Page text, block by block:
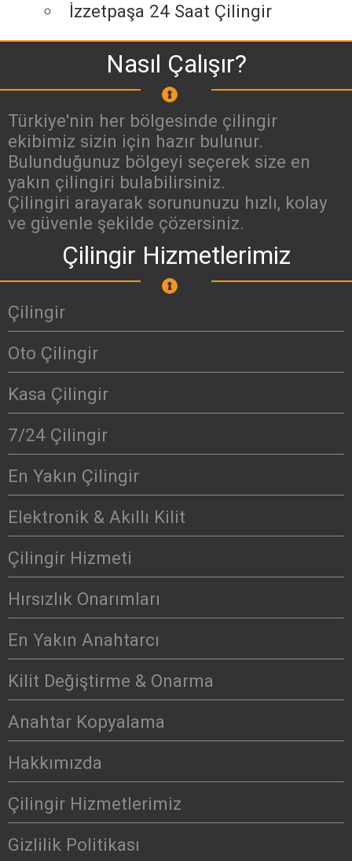
İzzetpaşa 24 Saat Çilingir
Nasıl Çalışır?
Türkiye'nin her bölgesinde çilingir
ekibimiz sizin için hazır bulunur.
Bulunduğunuz bölgeyi seçerek size en
yakın çilingiri bulabilirsiniz.
Çilingiri arayarak sorununuzu hızlı, kolay
ve güvenle şekilde çözersiniz.
Çilingir Hizmetlerimiz
Çilingir
Oto Çilingir
Kasa Çilingir
7/24 Çilingir
En Yakın Çilingir
Elektronik & Akıllı Kilit
Çilingir Hizmeti
Hırsızlık Onarımları
En Yakın Anahtarcı
Kilit Değiştirme & Onarma
Anahtar Kopyalama
Hakkımızda
Çilingir Hizmetlerimiz
Gizlilik Politikası